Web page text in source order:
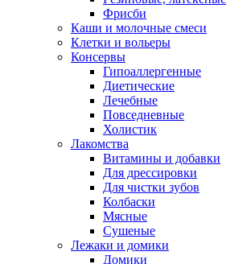
Фрисби
Каши и молочные смеси
Клетки и вольеры
Консервы
Гипоаллергенные
Диетические
Лечебные
Повседневные
Холистик
Лакомства
Витамины и добавки
Для дрессировки
Для чистки зубов
Колбаски
Мясные
Сушеные
Лежаки и домики
Домики